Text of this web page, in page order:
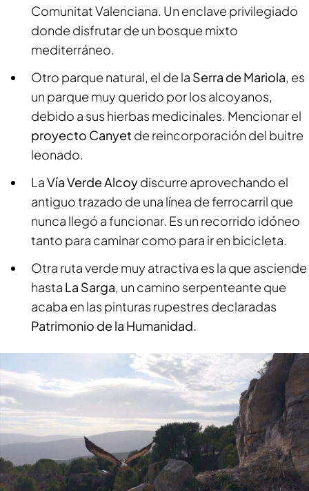
Comunitat Valenciana. Un enclave privilegiado
donde disfrutar de un bosque mixto
mediterráneo.
Otro parque natural, el de la Serra de Mariola, es
un parque muy querido por los alcoyanos,
debido a sus hierbas medicinales. Mencionar el
proyecto Canyet de reincorporación del buitre
leonado.
LaVía Verde Alcoydiscurre aprovechando el
antiguo trazado de una línea de ferrocarril que
nunca llegó a funcionar. Es un recorrido idóneo
tanto para caminar como para ir en bicicleta.
Otra ruta verde muy atractiva es la que asciende
hasta La Sarga, un camino serpenteante que
acaba en las pinturas rupestres declaradas
Patrimonio de la Humanidad.